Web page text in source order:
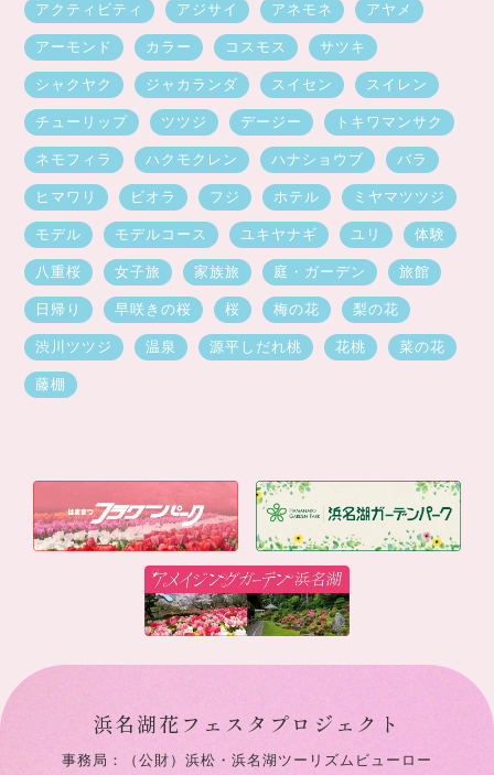
アクティビティ アジサイ アネモネ アヤメ
アーモンド カラー コスモス サツキ
シャクヤク ジャカランダ スイセン スイレン
チューリップ ツツジ デージー トキワマンサク
ネモフィラ ハクモクレン ハナショウブ バラ
ヒマワリ ビオラ フジ ホテル ミヤマツツジ
モデル モデルコース ユキヤナギ ユリ 体験
八重桜 女子旅 家族旅 庭・ガーデン 旅館
日帰り 早咲きの桜 桜 梅の花 梨の花
渋川ツツジ 温泉 源平しだれ桃 花桃 菜の花
藤棚
浜名湖花フェスタプロジェクト
事務局：（公財）浜松・浜名湖ツーリズムビューロー